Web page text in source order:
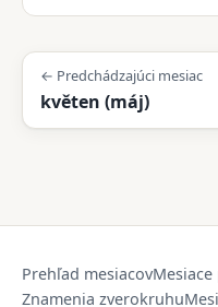
← Predchádzajúci mesiac
květen (máj)
Prehľad mesiacovMesiace
Znamenia zverokruhu